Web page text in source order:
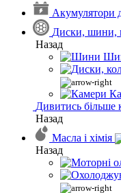
Акумулятори
Диски, шини,
Назад
Дивитись більше
Назад
Масла і хімія
Назад